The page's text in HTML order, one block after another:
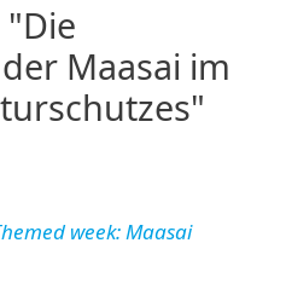
Maasai im
week: Maasai